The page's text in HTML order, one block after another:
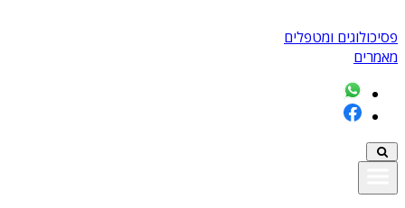
פסיכולוגים ומטפלים
מאמרים